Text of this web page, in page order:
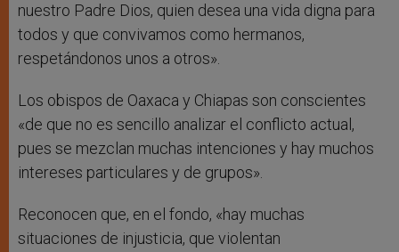
nuestro Padre Dios, quien desea una vida digna para
todos y que convivamos como hermanos,
respetándonos unos a otros».
Los obispos de Oaxaca y Chiapas son conscientes
«de que no es sencillo analizar el conflicto actual,
pues se mezclan muchas intenciones y hay muchos
intereses particulares y de grupos».
Reconocen que, en el fondo, «hay muchas
situaciones de injusticia, que violentan